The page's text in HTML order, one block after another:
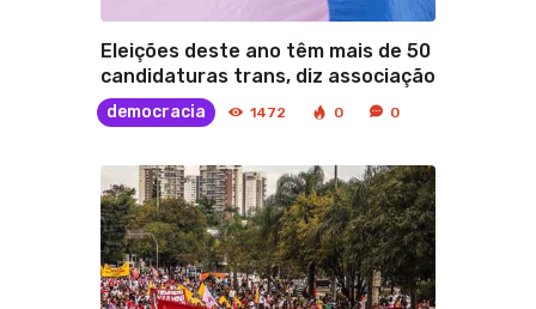
Eleições deste ano têm mais de 50
candidaturas trans, diz associação
democracia 1472 0 0